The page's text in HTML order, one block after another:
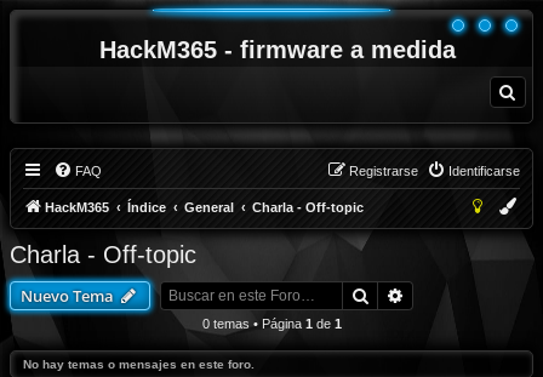
HackM365 - firmware a medida
u
FAQ Identificarse
Registrarse
HackM365 Índice General Charla - Off-topic
Charla - Off-topic
Nuevo Tema Buscar
0 temas • Página 1 de 1
No hay temas o mensajes en este foro.